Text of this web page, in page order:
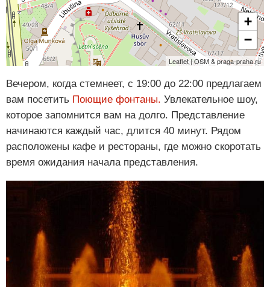
+
−
Leaflet | OSM & praga-praha.ru
Вечером, когда стемнеет, с 19:00 до 22:00 предлагаем
вам посетить Поющие фонтаны. Увлекательное шоу,
которое запомнится вам на долго. Представление
начинаются каждый час, длится 40 минут. Рядом
расположены кафе и рестораны, где можно скоротать
время ожидания начала представления.